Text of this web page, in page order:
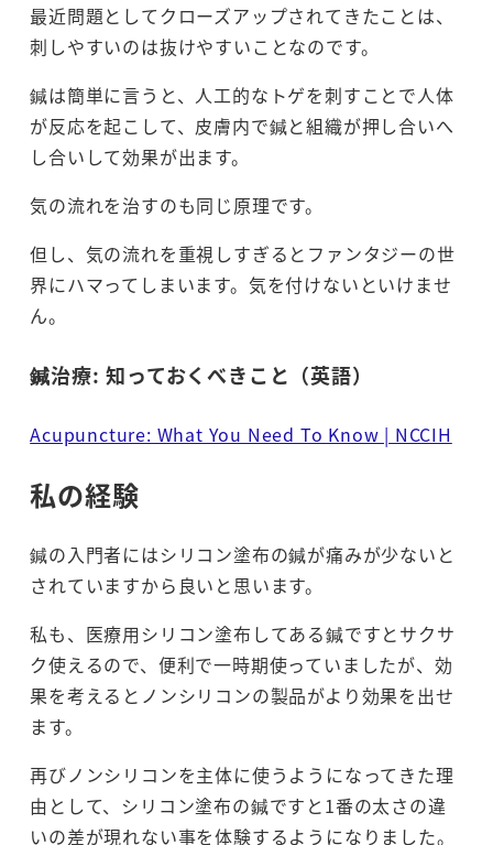
最近問題としてクローズアップされてきたことは、
刺しやすいのは抜けやすいことなのです。
鍼は簡単に言うと、人工的なトゲを刺すことで人体
が反応を起こして、皮膚内で鍼と組織が押し合いへ
し合いして効果が出ます。
気の流れを治すのも同じ原理です。
但し、気の流れを重視しすぎるとファンタジーの世
界にハマってしまいます。気を付けないといけませ
ん。
鍼治療: 知っておくべきこと（英語）
Acupuncture: What You Need To Know | NCCIH
私の経験
鍼の入門者にはシリコン塗布の鍼が痛みが少ないと
されていますから良いと思います。
私も、医療用シリコン塗布してある鍼ですとサクサ
ク使えるので、便利で一時期使っていましたが、効
果を考えるとノンシリコンの製品がより効果を出せ
ます。
再びノンシリコンを主体に使うようになってきた理
由として、シリコン塗布の鍼ですと1番の太さの違
いの差が現れない事を体験するようになりました。